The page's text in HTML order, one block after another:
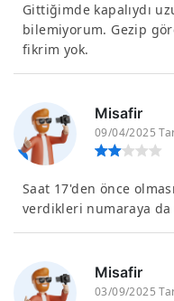
Gittiğimde kapalıydı
bilemiyorum. Gezip
fikrim yok.
Misafir
09/04/2025
Saat 17'den önce
verdikleri numaraya da
Misafir
03/09/2025